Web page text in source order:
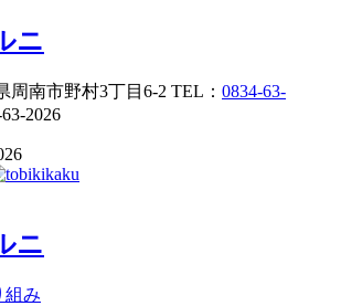
ニ
南市野村3丁目6-2 TEL： 0834-63-
2026
ニ
組み